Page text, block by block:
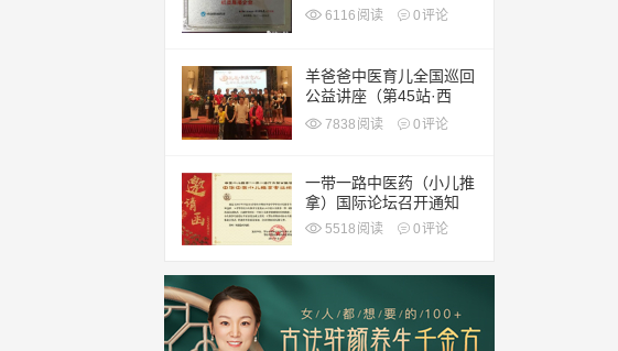
6116 阅读 0评论
羊爸爸中医育儿全国巡回
公益讲座（第45站·西
安）7838 阅读 0评论
一带一路中医药（小儿推
拿）国际论坛召开通知
5518 阅读 0评论